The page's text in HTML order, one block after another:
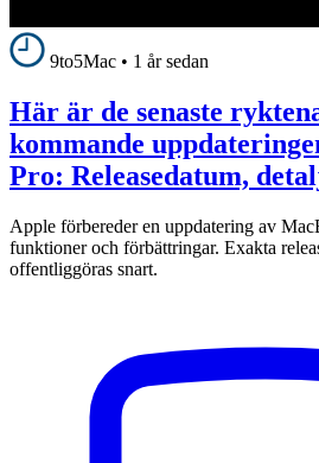
9to5Mac • 1 år sedan
Här är de senaste
kommande
Pro: Releasedatum,
Apple förbereder en uppdatering av
funktioner och förbättringar. Exakta
offentliggöras snart.